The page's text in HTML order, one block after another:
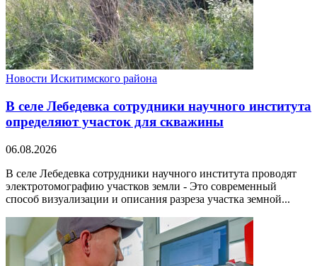
Новости Искитимского района
В селе Лебедевка сотрудники научного института
определяют участок для скважины
06.08.2026
В селе Лебедевка сотрудники научного института проводят
электротомографию участков земли - Это современный
способ визуализации и описания разреза участка земной...